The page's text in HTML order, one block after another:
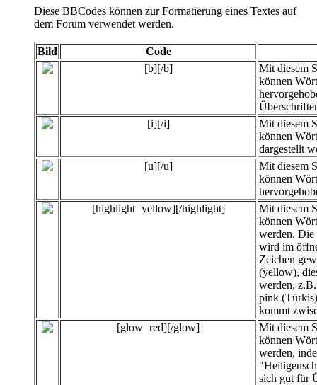
Diese BBCodes können zur Formatierung eines Textes auf
dem Forum verwendet werden.
Bild
Code
[b][/b]
Mit diesem
können
[i][/i]
Mit diesem
können
dargestellt
[u][/u]
Mit diesem
können
[highlight=yellow][/highlight]
Mit diesem
können
werden. Die
wird im
Zeichen
(yellow),
werden,
pink
kommt
[glow=red][/glow]
Mit diesem
können
werden,
sich gut für